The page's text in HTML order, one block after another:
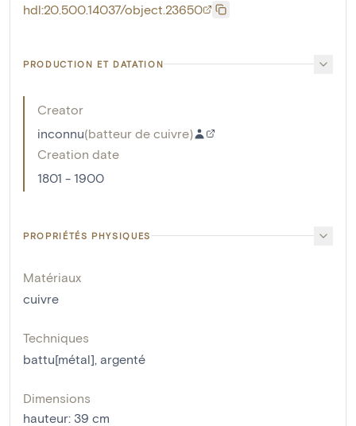
hdl:20.500.14037/object.23650
PRODUCTION ET DATATION
Creator
inconnu(batteur de cuivre)
Creation date
1801 - 1900
PROPRIÉTÉS PHYSIQUES
Matériaux
cuivre
Techniques
battu[métal] argenté
Dimensions
hauteur: 39 cm